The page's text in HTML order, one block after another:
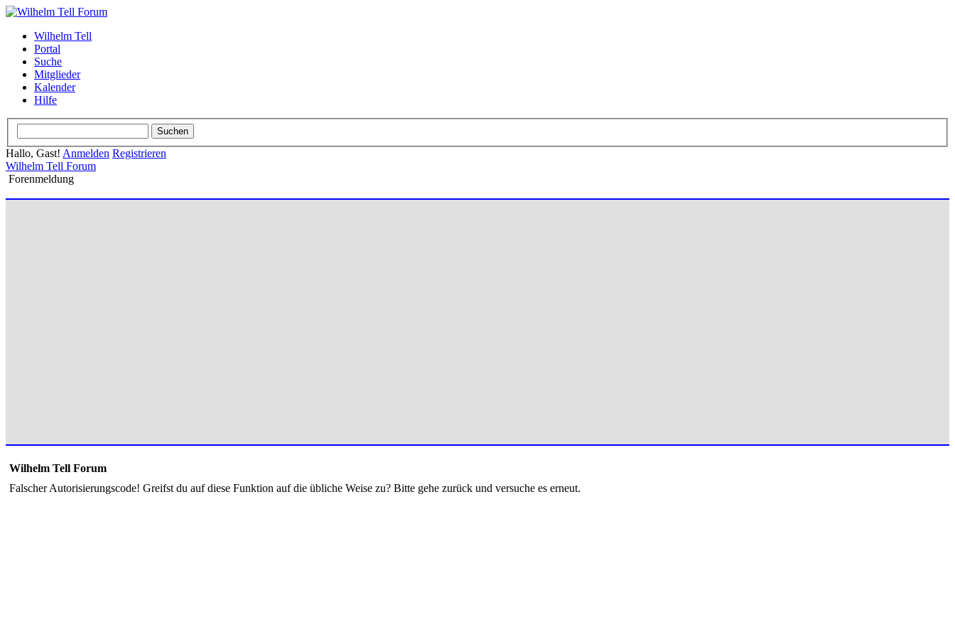
Wilhelm Tell
Portal
Suche
Mitglieder
Kalender
Hilfe
Hallo, Gast! Anmelden Registrieren
Wilhelm Tell Forum
Forenmeldung
Wilhelm Tell Forum
Falscher Autorisierungscode! Greifst du auf diese Funktion auf die übliche Weise zu? Bitte gehe zurück und versuche es erneut.